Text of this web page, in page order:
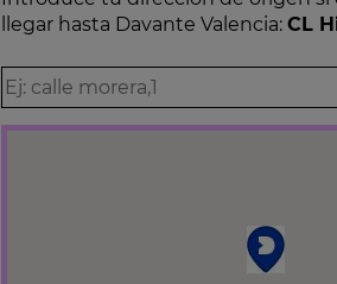
llegar hasta Davante Valencia: CL